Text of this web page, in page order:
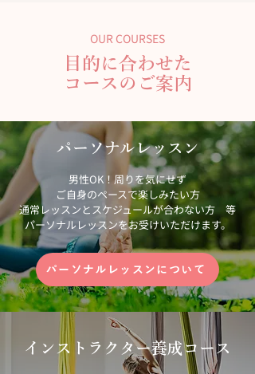
OUR COURSES
目的に合わせた
コースのご案内
パーソナルレッスン
男性OK！周りを気にせず
ご自身のペースで楽しみたい方
​通常レッスンとスケジュールが合わない方 等
​パーソナルレッスンをお受けいただけます。
パーソナルレッスンについて
インストラクター養成コース